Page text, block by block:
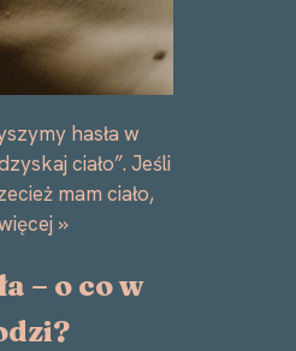
hasła w
ciało”. Jeśli
mam ciało,
»
– o co w